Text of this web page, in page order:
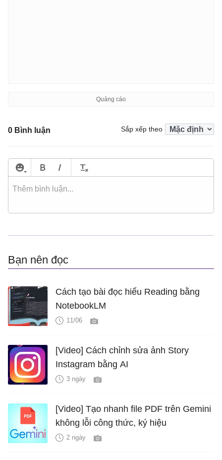
0 Bình luận Sắp xếp theo
Bạn nên đọc
Cách tạo bài đọc hiểu Reading bằng
NotebookLM
11/06
[Video] Cách chỉnh sửa ảnh Story
Instagram bằng AI
3 ngày
[Video] Tạo nhanh file PDF trên Gemini
không lỗi công thức, ký hiệu
2 ngày